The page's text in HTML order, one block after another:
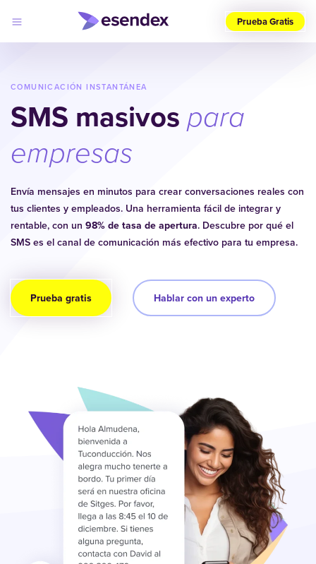
país
Productos
Desarrolladores
Precios
Por qué
in
Prueba Gratis
COMUNICACIÓN INSTANTÁNEA
SMS masivos para
empresas
Envía mensajes en minutos para crear conversaciones reales con
tus clientes y empleados. Una herramienta fácil de integrar y
rentable, con un 98% de tasa de apertura. Descubre por qué el
SMS es el canal de comunicación más efectivo para tu empresa.
Prueba gratis Hablar con un experto